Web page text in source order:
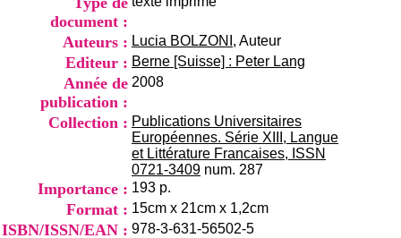
document :
Auteurs : Lucia BOLZONI , Auteur
Editeur : Berne [Suisse] : Peter Lang
Année de
publication :
2008
Collection : Publications Universitaires
Européennes. Série XIII, Langue
et Littérature Francaises, ISSN
0721-3409 num. 287
Importance : 193 p.
Format : 15cm x 21cm x 1,2cm
ISBN/ISSN/EAN : 978-3-631-56502-5
d
D
o
c
u
e
n
t
a
t
i
o
n